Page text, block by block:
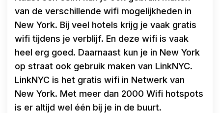
van de verschillende wifi mogelijkheden in
New York. Bij veel hotels krijg je vaak gratis
wifi tijdens je verblijf. En deze wifi is vaak
heel erg goed. Daarnaast kun je in New York
op straat ook gebruik maken van LinkNYC.
LinkNYC is het gratis wifi in Netwerk van
New York. Met meer dan 2000 Wifi hotspots
is er altijd wel één bij je in de buurt.